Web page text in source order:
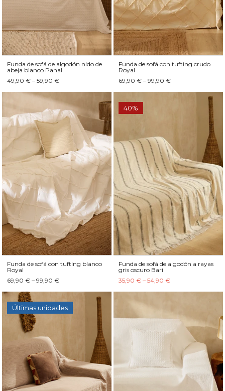
Funda de sofá de algodón nido de
abeja blanco Panal
49,90 € – 59,90 €
Funda de sofá con tufting crudo
Royal
69,90 € – 99,90 €
Funda de sofá con tufting blanco
Royal
69,90 € – 99,90 €
40%
Funda de sofá de algodón a rayas
gris oscuro Bari
35,90 € – 54,90 €
Últimas unidades